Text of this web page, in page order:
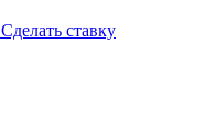
Сделать ставку